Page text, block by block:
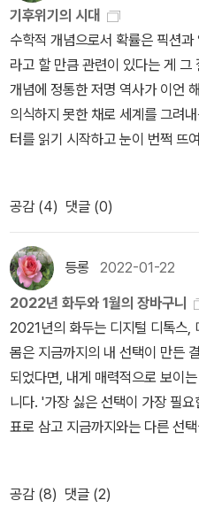
지만 소설이라는 프로젝트가 굳이
될 필요는 없다. 픽션―소설뿐 아
―이 할 수 있는 일이란 가정법으
그것이 아닌 다른 어떤 것인 양
대체할 수 없는 픽션의 빼어난 능
는 능력이다. 다른 형태의 인간 생
로만 받아들이면 끝내 집단적 자
똑똑히 보여주기 때문이다. 따라
가능성이 있는지 상상해볼 필요
다른 수많은 불가사의처럼 이 과
상상의 형식―즉 픽션―이 꽤나 다
에 우리 앞에 나타난 것 같다.
appiness #AlaindeBotton
(최종규). 낱말책과 노래를 쓴다.
는 하루를 가꾼다. 《열두 달 소꿉
라쓰기》, 《새로 쓰는 말밑 꾸러미
문해력》, 《들꽃내음 따라 걷다가
꽃》, 《쉬운 말이 평화》, 《곁말》,
g.naver.com/hbooklove+[속
결…'순이익 30% 성과급', '신규
mnews/article/002/
급 달라” 현대차 노조, 파업안
news/article/023/
현대차 노조, 파업 찬반투표 가
ws/article/020/
관 생전 15개월, 24번 회식지
e/003/0014026092[단독] 위철
홀수날 출근 땐 사무차장 관용
article/448/0000622028中서
국힘 “국가적 망신”https://
m/watch?v=xSjZ15OfWg8문
기후위기의 시대
수학적 개념으로서 확률은 픽션
라고 할 만큼 관련이 있다는 게
개념에 정통한 저명 역사가 이언
의식하지 못한 채로 세계를 그려
터를 읽기 시작하고 눈이 번쩍 뜨
문학자다. 기후위기를 다루는 책
를 못한 상태에서 읽어내려가다가
왜 문학의 소재가 되기 어려운지
후의 이야기를 꺼내고, 이후 문학
니라 과학에도 영향을 미치는 근
후위기로 접근하고 있다. 아미타
술성, 과학은 사실과 논리에 근거
도 과학도 결국은 세계관에서 벗
러티브란 본질적으로 어느 면에서
러지는 순간 또는 장면을 서로 연
순간이나 장면은 예외적인 것들
지지만, 다른 것과 구별되는 형
티브의 동력으로 기여하는 그러한
공감 (4) 댓글 (0)
등롱 2022-01-22
2022년 화두와 1월의 장바구니
2021년의 화두는 디지털 디톡스,
몸은 지금까지의 내 선택이 만든
되었다면, 내게 매력적으로 보이
니다. '가장 싫은 선택이 가장 필
표로 삼고 지금까지와는 다른 선
고 애쓰고 있다. 올해의 화두는 집
지 않으려고 한다. 중독적인 쾌감
공감 (8) 댓글 (2)